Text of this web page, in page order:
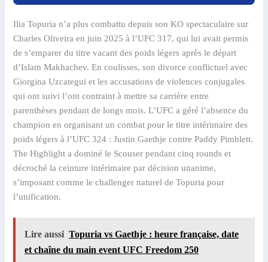
Ilia Topuria n’a plus combattu depuis son KO spectaculaire sur
Charles Oliveira en juin 2025 à l’UFC 317, qui lui avait permis
de s’emparer du titre vacant des poids légers après le départ
d’Islam Makhachev. En coulisses, son divorce conflictuel avec
Giorgina Uzcategui et les accusations de violences conjugales
qui ont suivi l’ont contraint à mettre sa carrière entre
parenthèses pendant de longs mois. L’UFC a géré l’absence du
champion en organisant un combat pour le titre intérimaire des
poids légers à l’UFC 324 : Justin Gaethje contre Paddy Pimblett.
The Highlight a dominé le Scouser pendant cinq rounds et
décroché la ceinture intérimaire par décision unanime,
s’imposant comme le challenger naturel de Topuria pour
l’unification.
Lire aussi Topuria vs Gaethje : heure française, date
et chaîne du main event UFC Freedom 250